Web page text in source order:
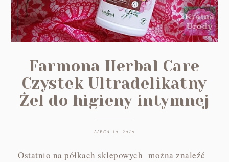
Farmona Herbal Care
Czystek Ultradelikatny
Żel do higieny intymnej
LIPCA 30, 2018
Ostatnio na półkach sklepowych można znaleźć